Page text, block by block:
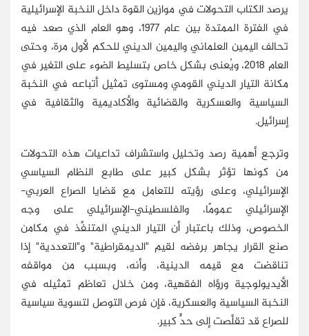
يرصد الكتاب التحولات في موازين القوة داخل النخبة الإسرائيلية
في الفترة الممتدة بين عام 1977، وهو العام الذي صعد فيه
تحالف اليمين العلماني واليمين الديني للحكم لأول مرة، وحتى
العام 2018، ويُعنى بشكل خاص بتسليط الضوء على التغير في
مكانة التيار الديني القومي ومستوى تمثيل أتباعه في النخبة
السياسية والعسكرية والقضائية والأكاديمية والثقافية في
إسرائيل.
وترجع أهمية رصد وتحليل واستشراف تداعيات هذه التحولات
من كونها تؤثر بشكل كبير على طابع النظام السياسي
الإسرائيلي، وعلى رؤيته للتعامل مع قضايا الصراع العربي-
الإسرائيلي عمومًا، والفلسطيني-الإسرائيلي على وجه
الخصوص، وذلك باعتبار أن التيار الديني المتنفِّذ في مكامن
صنع القرار يجاهر برفضه لقيم "الديمقراطية" و"التعددية" إذا
تناقضت مع قيمه الدينية، وأنه، وبسبب من مواقفه
الأيديولوجية ورؤاه الفقهية، ومن خلال تعاظم تمثيله في
النخبة السياسية والعسكرية، فإن فرص التوصل لتسوية سياسية
للصراع قد تقلَّصت إلى حدٍّ كبير.